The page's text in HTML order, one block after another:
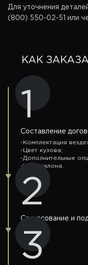
Для уточнения
(800) 550-02-51 или
КАК
1
Составление
- Комплектация
- Цвет кузова;
-Дополнительные
-Цвет салона.
2
Согласование и
3